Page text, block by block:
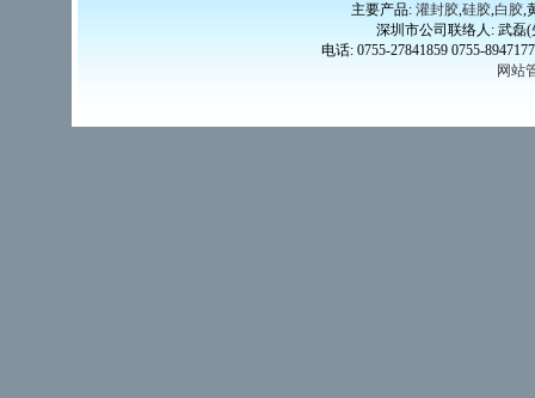
主要产品: 灌封胶,硅胶,白胶,
深圳市公司联络人: 武磊(
电话: 0755-27841859 0755-
网站